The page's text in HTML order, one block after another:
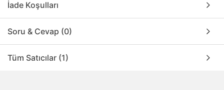
İade Koşulları
Soru & Cevap (0)
Tüm Satıcılar (1)